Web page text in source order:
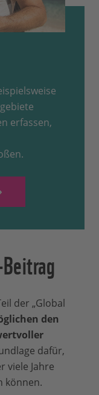
erfassen,
der „Global
den
dafür,
viele Jahre
können.